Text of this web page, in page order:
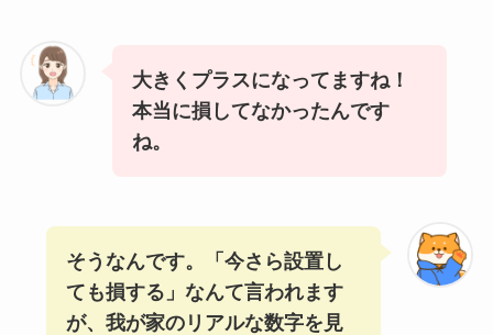
大きくプラスになってますね！
本当に損してなかったんです
ね。
そうなんです。「今さら設置し
ても損する」なんて言われます
が、我が家のリアルな数字を見